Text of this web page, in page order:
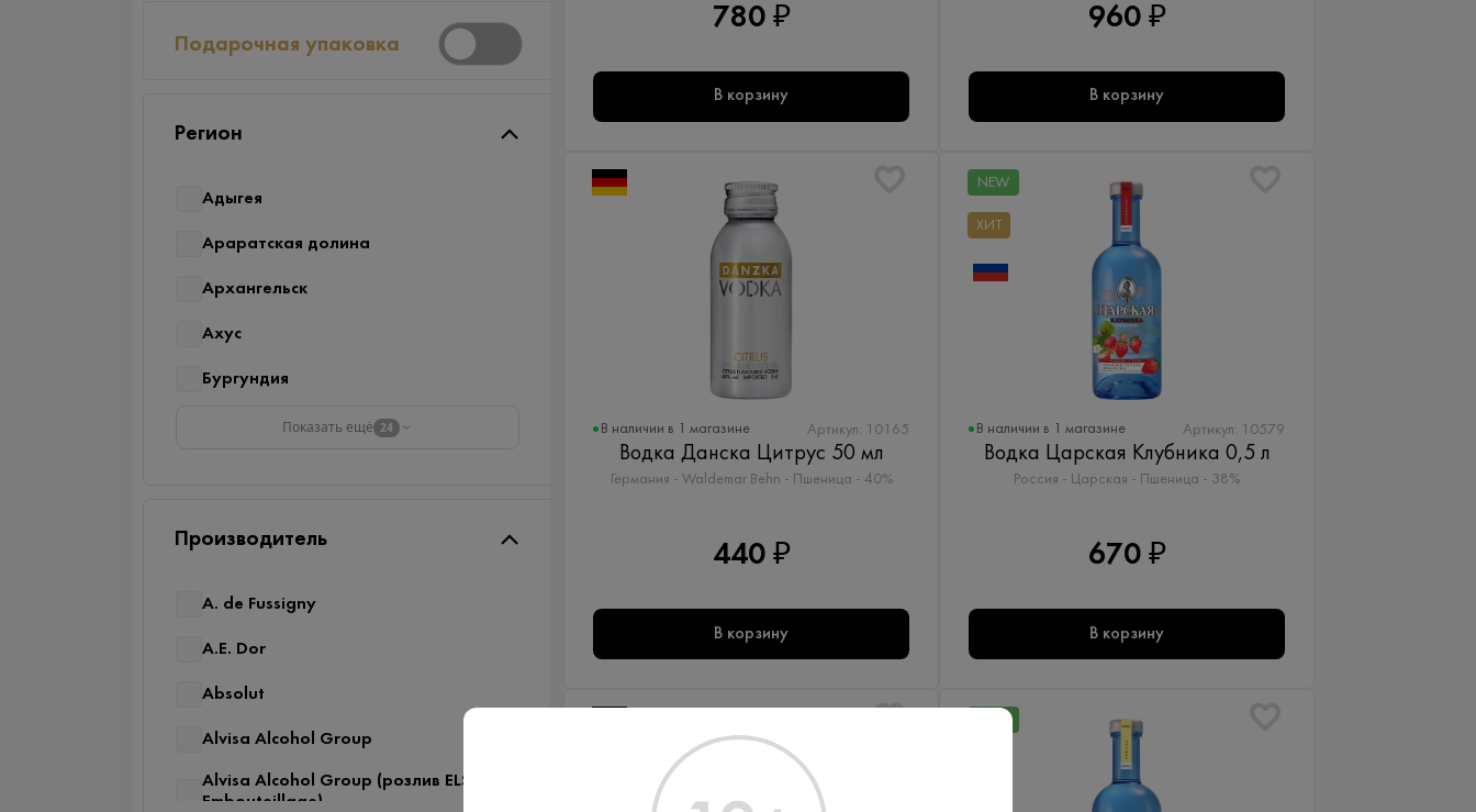
Подарочная упаковка
Регион
Адыгея
Араратская долина
Архангельск
Ахус
Бургундия
Показать ещё 24
Производитель
A. de Fussigny
A.E. Dor
Absolut
Alvisa Alcohol Group
Alvisa Alcohol Group (розлив ELS
Embouteillage)
780 ₽
В корзину
960 ₽
В корзину
В наличии в 1 магазине Артикул: 10165
Водка Данска Цитрус 50 мл
Германия - Waldemar Behn - Пшеница - 40%
440 ₽
В корзину
NEW
ХИТ
В наличии в 1 магазине Артикул: 10579
Водка Царская Клубника 0,5 л
Россия - Царская - Пшеница - 38%
670 ₽
В корзину